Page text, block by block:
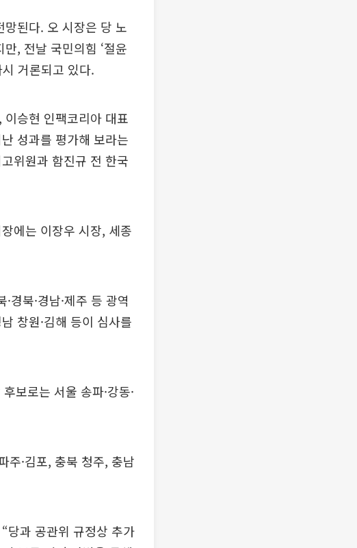
된다. 오 시장은 당 노
, 전날 국민의힘 ‘절윤
거론되고 있다.
승현 인팩코리아 대표
성과를 평가해 보라는
위원과 함진규 전 한국
에는 이장우 시장, 세종
경북·경남·제주 등 광역
창원·김해 등이 심사를
보로는 서울 송파·강동·
주·김포, 충북 청주, 충남
당과 공관위 규정상 추가